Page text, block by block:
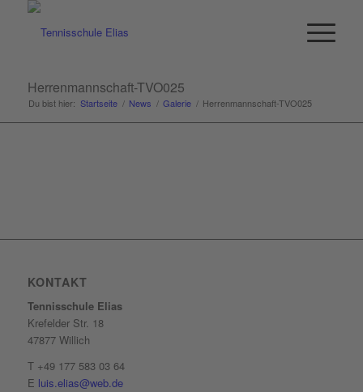
Herrenmannschaft-TVO025
Du bist hier: Startseite / News / Galerie / Herrenmannschaft-TVO025
KONTAKT
Tennisschule Elias
Krefelder Str. 18
47877 Willich
T +49 177 583 03 64
E luis.elias@web.de